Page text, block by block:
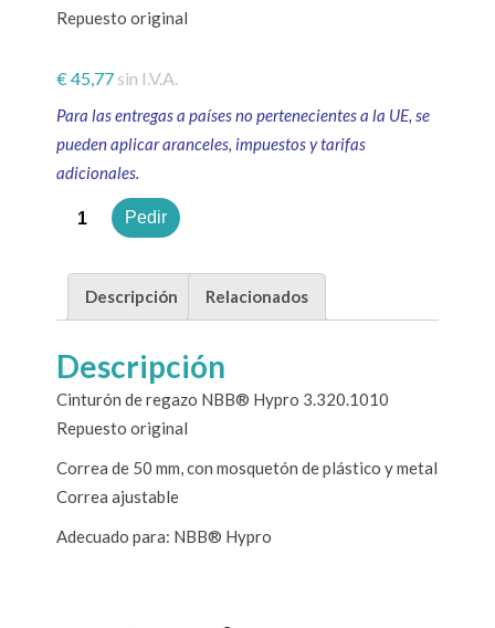
Repuesto original
€ 45,77 sin I.V.A.
Para las entregas a países no pertenecientes a la UE, se
pueden aplicar aranceles, impuestos y tarifas
adicionales.
Cantidad Pedir
Descripción Relacionados
Descripción
Cinturón de regazo NBB® Hypro 3.320.1010
Repuesto original
Correa de 50 mm, con mosquetón de plástico y metal
Correa ajustable
Adecuado para: NBB® Hypro